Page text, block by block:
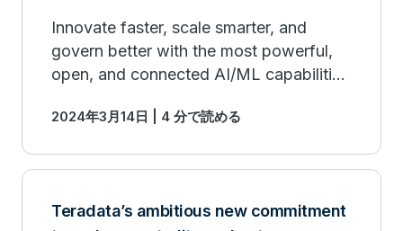
Innovate faster, scale smarter, and
govern better with the most powerful,
open, and connected AI/ML capabilities
2024年3月14日 | 4 分で読める
Teradata’s ambitious new commitment